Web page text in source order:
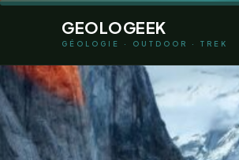
GEOLOGEEK
GÉOLOGIE · OUTDOOR · TREK